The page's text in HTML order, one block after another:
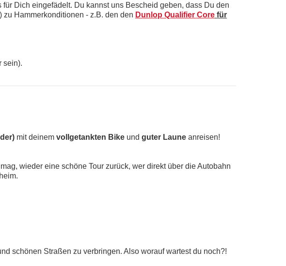
Dich eingefädelt. Du kannst uns Bescheid geben, dass Du den
Hammerkonditionen - z.B. den den Dunlop Qualifier Core für
sein).
mit deinem vollgetankten Bike und guter Laune anreisen!
wieder eine schöne Tour zurück, wer direkt über die Autobahn
schönen Straßen zu verbringen. Also worauf wartest du noch?!